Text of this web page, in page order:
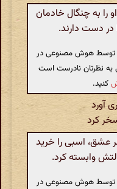
به چنگال خادمان
در دست دارند.
توسط هوش مصنوعی در
به نظرتان نادرست است
کنید.
آورد
کرد
اسبی را خرید
وابسته کرد.
توسط هوش مصنوعی در